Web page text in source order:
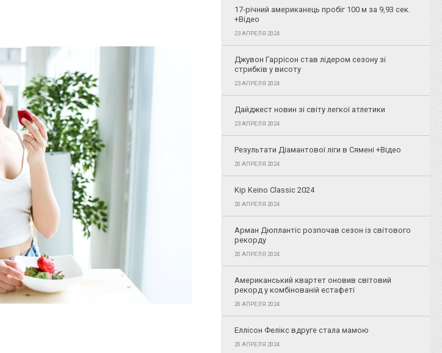
17-річний американець пробіг 100 м за 9,93 сек.
+Відео
23 АПРЕЛЯ 2024
Джувон Гаррісон став лідером сезону зі
стрибків у висоту
23 АПРЕЛЯ 2024
Дайджест новин зі світу легкої атлетики
23 АПРЕЛЯ 2024
Результати Діамантової ліги в Сямені +Відео
20 АПРЕЛЯ 2024
Kip Keino Classic 2024
20 АПРЕЛЯ 2024
Арман Дюплантіс розпочав сезон із світового
рекорду
20 АПРЕЛЯ 2024
Американський квартет оновив світовий
рекорд у комбінованій естафеті
20 АПРЕЛЯ 2024
Еллісон Фелікс вдруге стала мамою
20 АПРЕЛЯ 2024